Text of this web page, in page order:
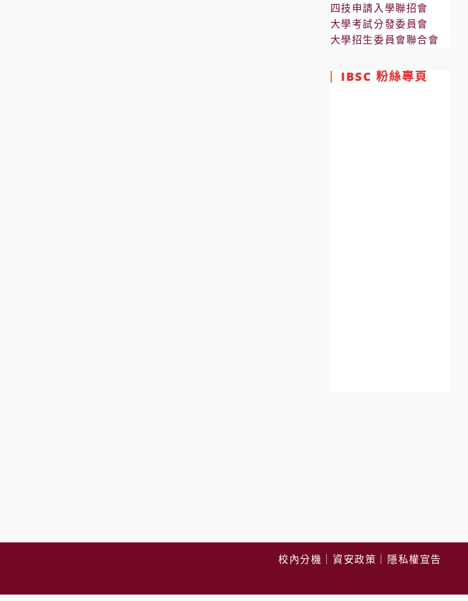
四技申請入學聯招會
大學考試分發委員會
大學招生委員會聯合會
IBSC 粉絲專頁
校內分機 資安政策 隱私權宣告